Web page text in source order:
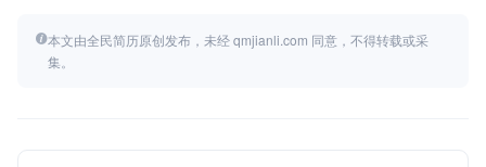
本文由全民简历原创发布，未经 qmjianli.com 同意，不得转载或采
集。